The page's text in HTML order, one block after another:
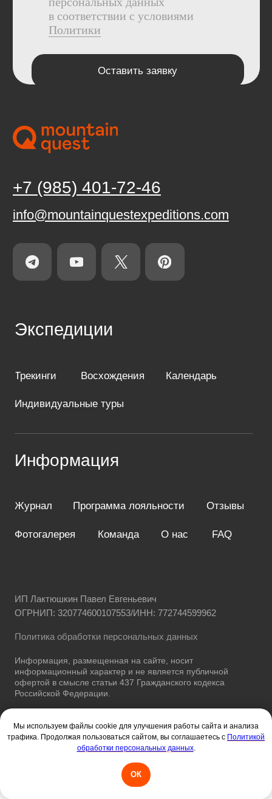
Мы используем файлы cookie для улучшения работы сайта и анализа
трафика. Продолжая пользоваться сайтом, вы соглашаетесь с Политикой
обработки персональных данных.
ОК